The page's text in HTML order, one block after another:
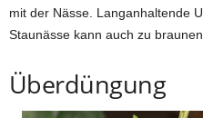
mit der Nässe. Langanhaltende
Staunässe kann auch zu
Überdüngung